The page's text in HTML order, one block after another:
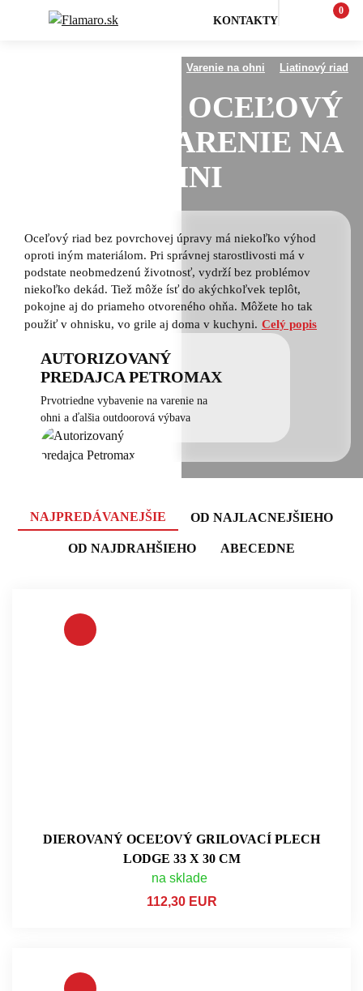
KONTAKTY
0
Varenie na ohni Liatinový riad
KOVANÝ A OCEĽOVÝ
RIAD NA VARENIE NA
OHNI
Oceľový riad bez povrchovej úpravy má niekoľko výhod
oproti iným materiálom. Pri správnej starostlivosti má v
podstate neobmedzenú životnosť, vydrží bez problémov
niekoľko dekád. Tiež môže ísť do akýchkoľvek teplôt,
pokojne aj do priameho otvoreného ohňa. Môžete ho tak
použiť v ohnisku, vo grile aj doma v kuchyni. Celý popis
AUTORIZOVANÝ
PREDAJCA PETROMAX
Prvotriedne vybavenie na varenie na
ohni a ďalšia outdoorová výbava
NAJPREDÁVANEJŠIE OD NAJLACNEJŠIEHO
OD NAJDRAHŠIEHO ABECEDNE
DIEROVANÝ OCEĽOVÝ GRILOVACÍ PLECH
LODGE 33 X 30 CM
na sklade
112,30 EUR